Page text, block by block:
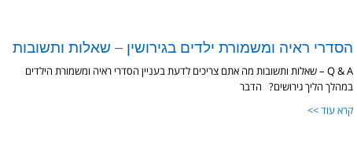
הסדרי ראיה ומשמורת ילדים בגירושין – שאלות ותשובות
Q & A – שאלות ותשובות מה אתם צריכים לדעת בעניין הסדרי ראיה ומשמורת הילדים
במהלך הליך גירושים? הדבר
קרא עוד >>